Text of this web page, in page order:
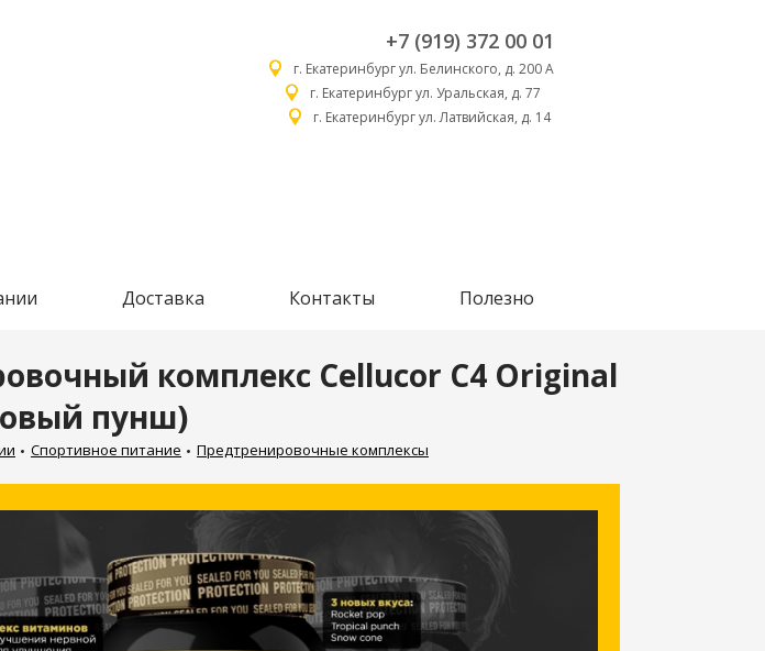
+7 (919) 372 00 01
г. Екатеринбург ул. Белинского, д. 200 А
г. Екатеринбург ул. Уральская, д. 77
г. Екатеринбург ул. Латвийская, д. 14
Доставка Контакты Полезно
комплекс Cellucor C4 Original
пунш)
Спортивное питание Предтренировочные комплексы